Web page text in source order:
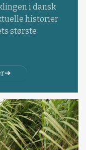
i dansk
historier
største